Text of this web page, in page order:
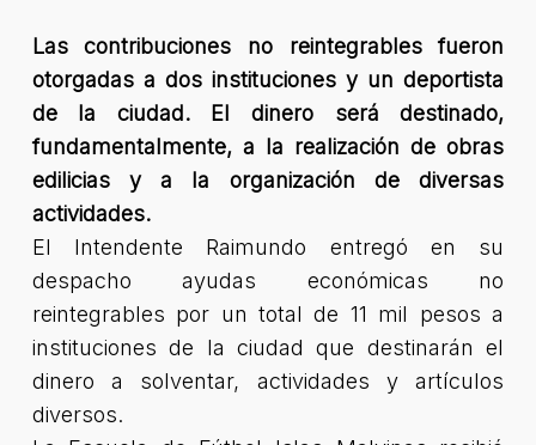
Las contribuciones no reintegrables fueron
otorgadas a dos instituciones y un deportista
de la ciudad. El dinero será destinado,
fundamentalmente, a la realización de obras
edilicias y a la organización de diversas
actividades.
El Intendente Raimundo entregó en su
despacho ayudas económicas no
reintegrables por un total de 11 mil pesos a
instituciones de la ciudad que destinarán el
dinero a solventar, actividades y artículos
diversos.